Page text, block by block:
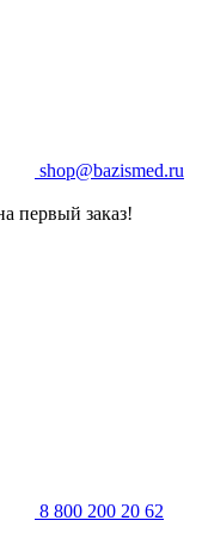
shop@bazismed.ru
первый заказ!
8 800 200 20 62